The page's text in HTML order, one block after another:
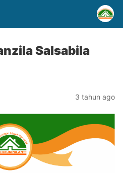
Salsabila
3 tahun ago